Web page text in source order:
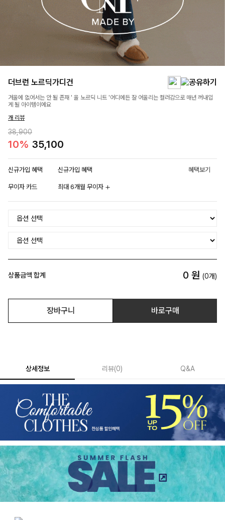
더브런 노르딕가디건
겨울에 없어서는 안 될 존재 ' 울 노르딕 니트 '어디에든 잘 어울리는 컬러감으로 매년 꺼내입
게 될 아이템이에요
개 리뷰
38,900
10% 35,100
신규가입 혜택 신규가입 혜택 혜택보기
무이자 카드 최대 6개월 무이자
상품금액 합계 0 원 (0개)
장바구니 바로구매
상세정보 리뷰(0) Q&A